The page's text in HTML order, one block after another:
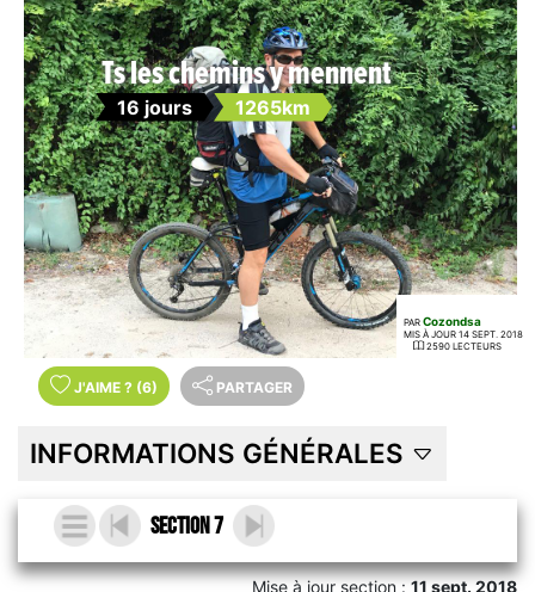
Ts les chemins y mennent
16 jours 1265km
PAR Cozondsa
MIS À JOUR 14 SEPT. 2018
2590 LECTEURS
J'AIME ? (6) PARTAGER
INFORMATIONS GÉNÉRALES
Section 7
Mise à jour section :11 sept. 2018